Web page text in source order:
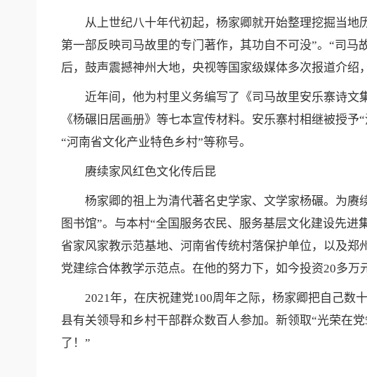
从上世纪八十年代初起，杨家卿就开始整理挖掘当地
第一部反映司马故里的专门著作，其功自不可没”。“司
后，鼓声震撼神州大地，央视等国家级媒体多次报道介绍
近年间，他为村里义务编写了《司马故里安乐寨诗文
《杨碾旧居画册》等七本宣传材料。安乐寨村相继被授
“河南省文化产业特色乡村”等称号。
赓续家风红色文化传后昆
杨家卿的祖上为清代著名史学家、文学家杨碾。为赓
图书馆”。与本村“全国服务农民、服务基层文化建设先
省家风家教示范基地、河南省传统村落保护单位，以及
党建综合体教学示范点。在他的努力下，如今投资20多万
2021年，在庆祝建党100周年之际，杨家卿把自己数十
县有关领导和乡村干部群众数百人参加。新领取“光荣在
了！”